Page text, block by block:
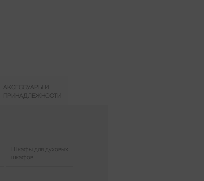
АКСЕССУАРЫ И
ПРИНАДЛЕЖНОСТИ
Шкафы для духовых
шкафов